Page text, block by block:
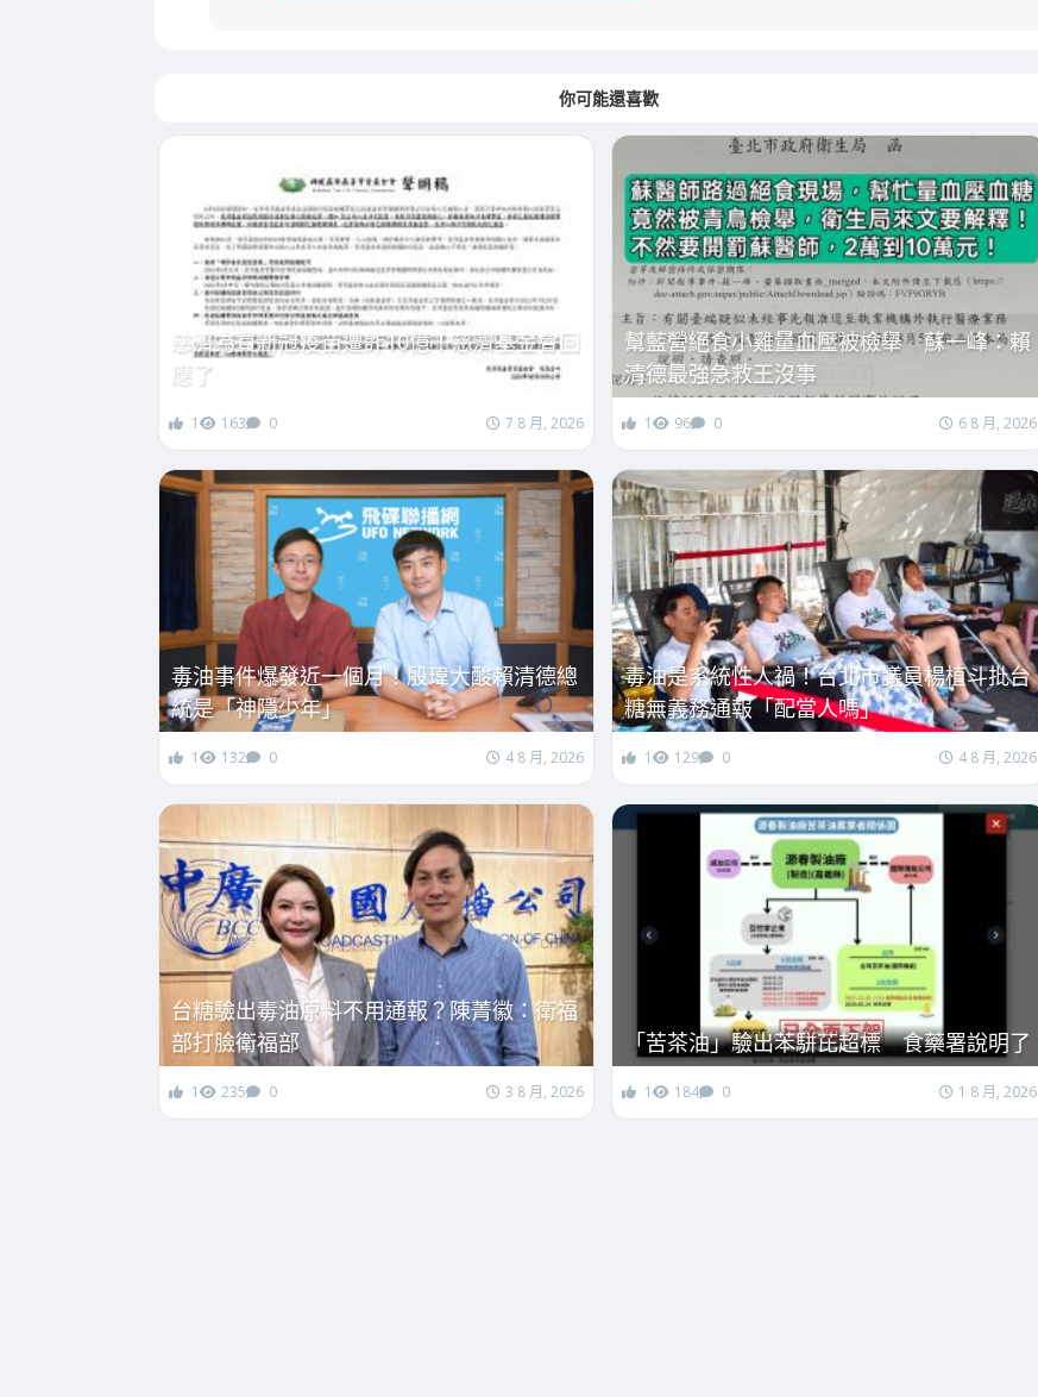
你可能還喜歡
慈濟為買新冠疫苗遭詐10億！慈濟基金會回
應了
1 163 0 7 8 月, 2026
幫藍營絕食小雞量血壓被檢舉 蘇一峰：賴
清德最強急救王沒事
1 96 0 6 8 月, 2026
毒油事件爆發近一個月！殷瑋大酸賴清德總
統是「神隱少年」
1 132 0 4 8 月, 2026
毒油是系統性人禍！台北市議員楊植斗批台
糖無義務通報「配當人嗎」
1 129 0 4 8 月, 2026
台糖驗出毒油原料不用通報？陳菁徽：衛福
部打臉衛福部
1 235 0 3 8 月, 2026
「苦茶油」驗出苯駢芘超標 食藥署說明了
1 184 0 1 8 月, 2026